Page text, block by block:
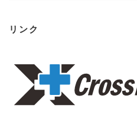
リンク